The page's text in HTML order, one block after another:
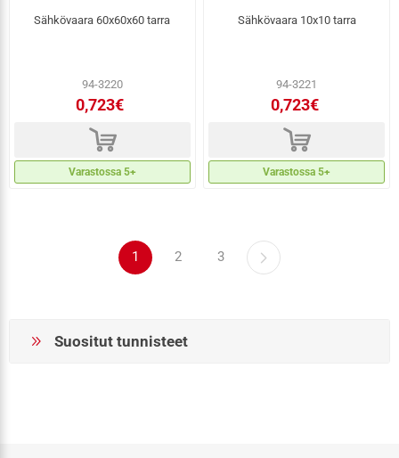
Sähkövaara 60x60x60 tarra
94-3220
0,723€
d
Varastossa 5+
Sähkövaara 10x10 tarra
94-3221
0,723€
d
Varastossa 5+
1 2 3
Suositut tunnisteet